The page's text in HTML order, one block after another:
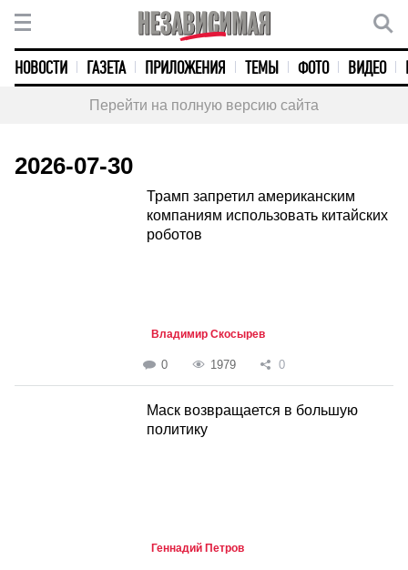
НОВОСТИ ГАЗЕТА ПРИЛОЖЕНИЯ ТЕМЫ ФОТО ВИДЕО
Перейти на полную версию сайта
2026-07-30
Трамп запретил американским
компаниям использовать китайских
роботов
Владимир Скосырев
0 1979 0
Маск возвращается в большую
политику
Геннадий Петров